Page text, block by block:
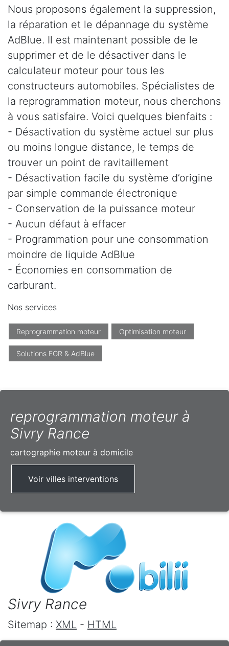
Nous proposons également la suppression,
la réparation et le dépannage du système
AdBlue. Il est maintenant possible de le
supprimer et de le désactiver dans le
calculateur moteur pour tous les
constructeurs automobiles. Spécialistes de
la reprogrammation moteur, nous cherchons
à vous satisfaire. Voici quelques bienfaits :
- Désactivation du système actuel sur plus
ou moins longue distance, le temps de
trouver un point de ravitaillement
- Désactivation facile du système d’origine
par simple commande électronique
- Conservation de la puissance moteur
- Aucun défaut à effacer
- Programmation pour une consommation
moindre de liquide AdBlue
- Économies en consommation de
carburant.
Nos services
Reprogrammation moteur Optimisation moteur
Solutions EGR & AdBlue
reprogrammation moteur à
Sivry Rance
cartographie moteur à domicile
Voir villes interventions
Sivry Rance
Sitemap : XML - HTML